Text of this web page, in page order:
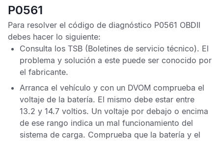
P0561
Para resolver el código de diagnóstico P0561 OBDII
debes hacer lo siguiente:
Consulta los TSB (Boletines de servicio técnico). El
problema y solución a este puede ser conocido por
el fabricante.
Arranca el vehículo y con un DVOM comprueba el
voltaje de la batería. El mismo debe estar entre
13.2 y 14.7 voltios. Un voltaje por debajo o encima
de ese rango indica un mal funcionamiento del
sistema de carga. Comprueba que la batería y el